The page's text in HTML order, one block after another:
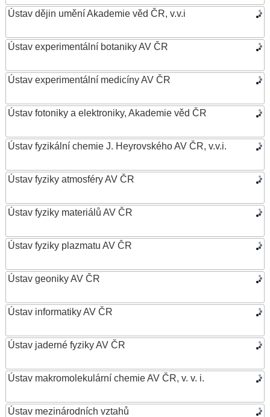
Ústav dějin umění Akademie věd ČR, v.v.i
Ústav experimentální botaniky AV ČR
Ústav experimentální medicíny AV ČR
Ústav fotoniky a elektroniky, Akademie věd ČR
Ústav fyzikální chemie J. Heyrovského AV ČR, v.v.i.
Ústav fyziky atmosféry AV ČR
Ústav fyziky materiálů AV ČR
Ústav fyziky plazmatu AV ČR
Ústav geoniky AV ČR
Ústav informatiky AV ČR
Ústav jaderné fyziky AV ČR
Ústav makromolekulární chemie AV ČR, v. v. i.
Ústav mezinárodních vztahů